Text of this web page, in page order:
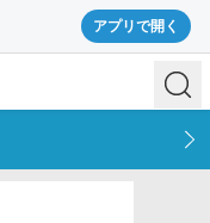
アプリで開く